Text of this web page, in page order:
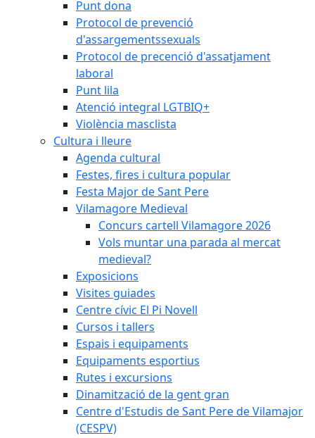
Punt dona
Protocol de prevenció
d'assargementssexuals
Protocol de precenció d'assatjament
laboral
Punt lila
Atenció integral LGTBIQ+
Violència masclista
Cultura i lleure
Agenda cultural
Festes, fires i cultura popular
Festa Major de Sant Pere
Vilamagore Medieval
Concurs cartell Vilamagore 2026
Vols muntar una parada al mercat
medieval?
Exposicions
Visites guiades
Centre cívic El Pi Novell
Cursos i tallers
Espais i equipaments
Equipaments esportius
Rutes i excursions
Dinamització de la gent gran
Centre d'Estudis de Sant Pere de Vilamajor
(CESPV)